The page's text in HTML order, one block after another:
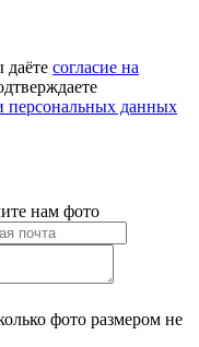
согласие на
персональных данных
нам фото
фото размером не